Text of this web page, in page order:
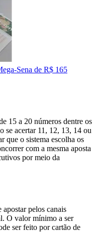
Sena de R$ 165
15 a 20 números dentre os
se acertar 11, 12, 13, 14 ou
que o sistema escolha os
com a mesma aposta
por meio da
pelos canais
O valor mínimo a ser
ser feito por cartão de